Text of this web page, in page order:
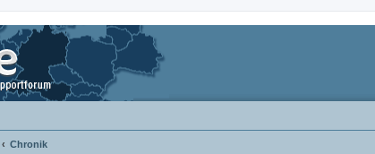
Chronik